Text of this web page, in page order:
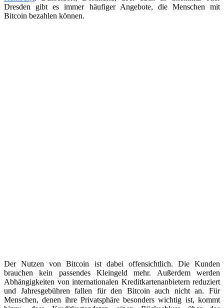
Dresden gibt es immer häufiger Angebote, die Menschen mit
Bitcoin bezahlen können.
Der Nutzen von Bitcoin ist dabei offensichtlich. Die Kunden
brauchen kein passendes Kleingeld mehr. Außerdem werden
Abhängigkeiten von internationalen Kreditkartenanbietern reduziert
und Jahresgebühren fallen für den Bitcoin auch nicht an. Für
Menschen, denen ihre Privatsphäre besonders wichtig ist, kommt